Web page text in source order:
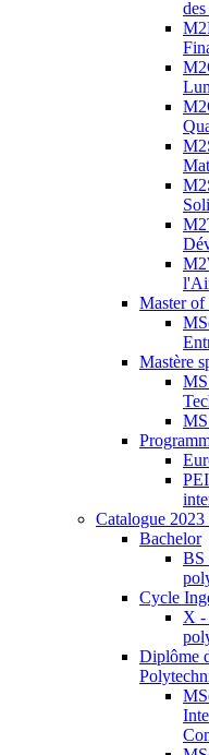
Master of
Mastère
Catalogue
Bachelor
BS
Cycle
X -
Diplôme